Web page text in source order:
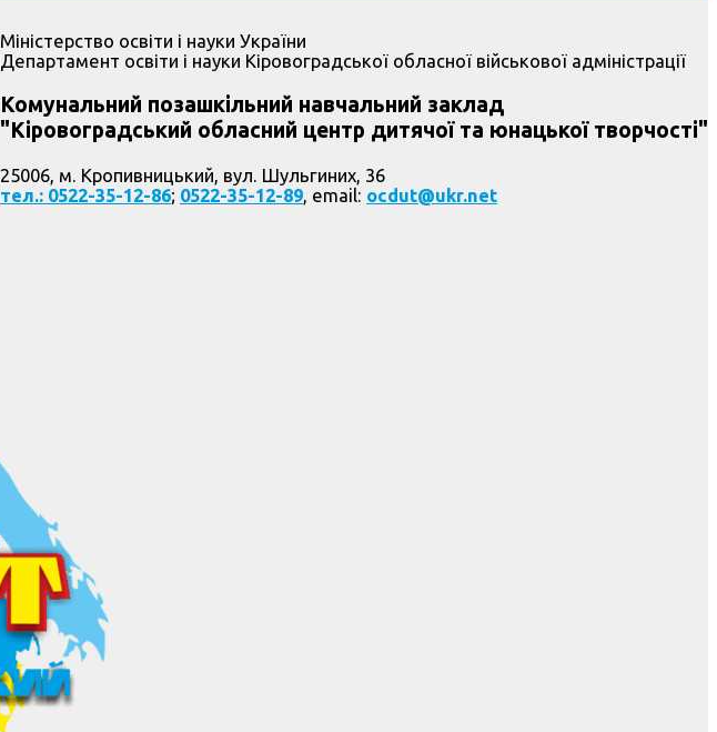
Міністерство освіти і науки України
Департамент освіти і науки Кіровоградської обласної військової адміністрації
Комунальний позашкільний навчальний заклад
"Кіровоградський обласний центр дитячої та юнацької творчості"
25006, м. Кропивницький, вул. Шульгиних, 36
тел.: 0522-35-12-86; 0522-35-12-89, email: ocdut@ukr.net